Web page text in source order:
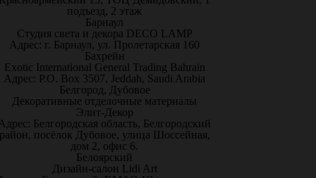
подъезд, 2 этаж
Барнаул
Студия света и декора DECO LAMP
Адрес: г. Барнаул, ул. Пролетарская 160
Бахрейн
Exotic International General Trading Bahrain
Адрес: P.O. Box 3507, Jeddah, Saudi Arabia
Белгород, Дубовое
Декоративные отделочные материалы
Элит-Декор
Белгородская область, Белгородский
посёлок Дубовое, улица Шоссейная,
дом 2, офис 6.
Белоярский
Дизайн-салон Lidi Art